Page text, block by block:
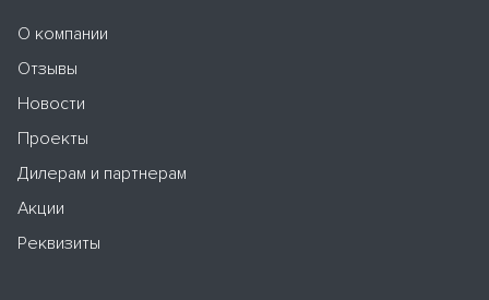
О компании
Отзывы
Новости
Проекты
Дилерам и партнерам
Акции
Реквизиты